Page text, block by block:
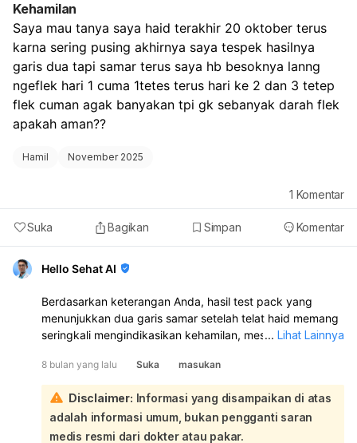
Kehamilan
Saya mau tanya saya haid terakhir 20 oktober terus
karna sering pusing akhirnya saya tespek hasilnya
garis dua tapi samar terus saya hb besoknya lanng
ngeflek hari 1 cuma 1tetes terus hari ke 2 dan 3 tetep
flek cuman agak banyakan tpi gk sebanyak darah flek
apakah aman??
Hamil November 2025
Suka Bagikan Simpan Komentar
1 Komentar
Hello Sehat AI
Berdasarkan keterangan Anda, hasil test pack yang
menunjukkan dua garis samar setelah telat haid memang
seringkali mengindikasikan kehamilan, meskipun kadar
alami, terutama yang ringan dan tidak sebanyak darah
menstruasi, bisa jadi merupakan perdarahan implantasi,
yaitu saat embrio menempel pada dinding rahim, yang
umumnya tidak berbahaya dan merupakan tanda awal
kehamilan. Flek jenis ini biasanya berlangsung singkat,
... Lihat Lainnya
8 bulan yang lalu Suka masukan
Disclaimer: Informasi yang disampaikan di atas
adalah informasi umum, bukan pengganti saran
medis resmi dari dokter atau pakar.